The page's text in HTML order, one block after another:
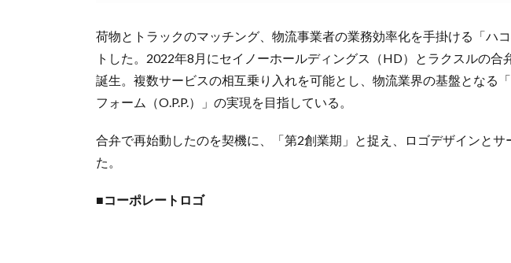
荷物とトラックのマッチング、物流事業者の業務効率化を手掛ける「ハ
トした。2022年8月にセイノーホールディングス（HD）とラクスルの合
誕生。複数サービスの相互乗り入れを可能とし、物流業界の基盤となる
フォーム（O.P.P.）」の実現を目指している。
合弁で再始動したのを契機に、「第2創業期」と捉え、ロゴデザインとサ
た。
■コーポレートロゴ